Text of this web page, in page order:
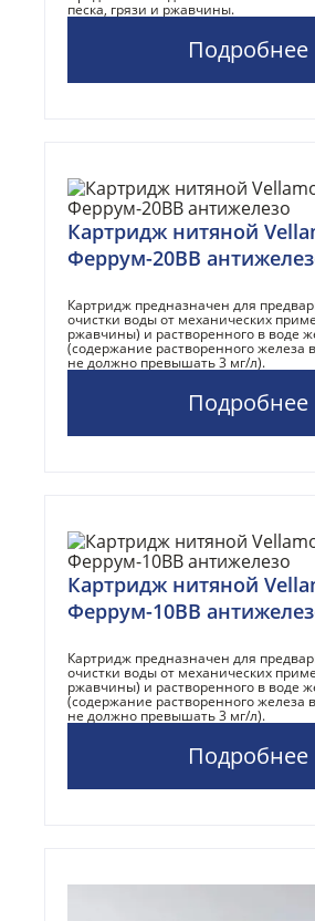
песка, грязи и ржавчины.
Подробнее
Картридж нитяной
Феррум-20BB
Картридж предназначен для
очистки воды от механических
ржавчины) и растворенного в воде
(содержание растворенного железа
не должно превышать 3 мг/л).
Подробнее
Картридж нитяной
Феррум-10BB
Картридж предназначен для
очистки воды от механических
ржавчины) и растворенного в воде
(содержание растворенного железа
не должно превышать 3 мг/л).
Подробнее